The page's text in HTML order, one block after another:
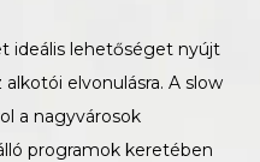
ideális lehetőséget nyújt
elvonulásra. A slow
a nagyvárosok
programok keretében